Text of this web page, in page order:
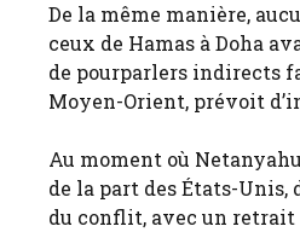
De la même manière,
ceux de Hamas à Doha
de pourparlers indirects
Moyen-Orient, prévoit
Au moment où
de la part des États-Unis,
du conflit, avec un retrait